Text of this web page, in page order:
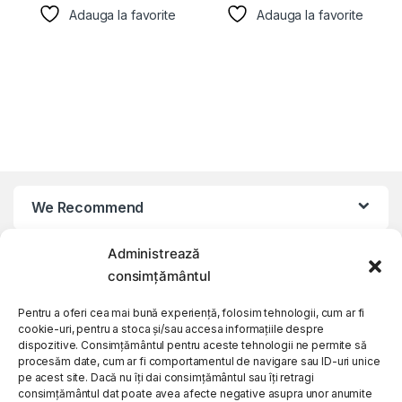
Administrează
consimțământul
Pentru a oferi cea mai bună experiență, folosim tehnologii, cum ar fi
cookie-uri, pentru a stoca și/sau accesa informațiile despre
dispozitive. Consimțământul pentru aceste tehnologii ne permite să
procesăm date, cum ar fi comportamentul de navigare sau ID-uri unice
pe acest site. Dacă nu îți dai consimțământul sau îți retragi
consimțământul dat poate avea afecte negative asupra unor anumite
Adauga la favorite Adauga la favorite
We Recommend
My Account
Customer Care
About Us